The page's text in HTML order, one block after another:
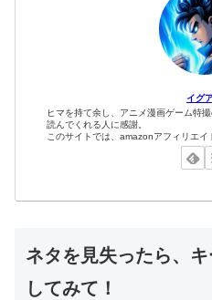
イグ
ヒマを持て余し、アニメ漫画ゲーム特
読んでくれる人に感謝。
このサイトでは、amazonアフィリエイ
ネタを見失ったら、
してみて！